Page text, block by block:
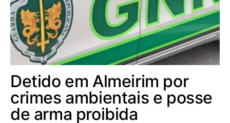
Detido em Almeirim por
crimes ambientais e posse
de arma proibida